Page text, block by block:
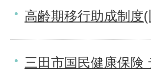
高齢期移行助成制度
三田市国民健康保険